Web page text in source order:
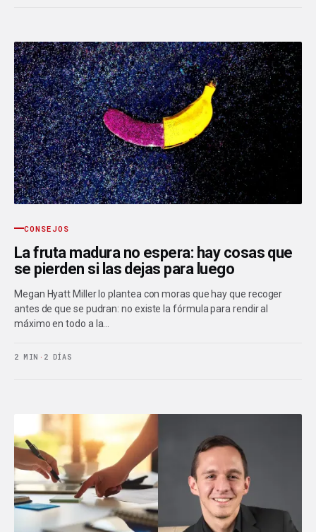
CONSEJOS
La fruta madura no espera: hay cosas que
se pierden si las dejas para luego
Megan Hyatt Miller lo plantea con moras que hay que recoger
antes de que se pudran: no existe la fórmula para rendir al
máximo en todo a la…
2 MIN · 2 DÍAS